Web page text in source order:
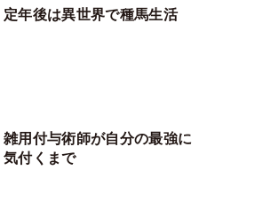
定年後は異世界で種馬生活
雑用付与術師が自分の最強に
気付くまで